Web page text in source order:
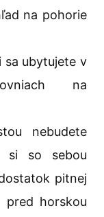
na pohorie
sa ubytujete v
na
nebudete
si so sebou
pitnej
pred horskou